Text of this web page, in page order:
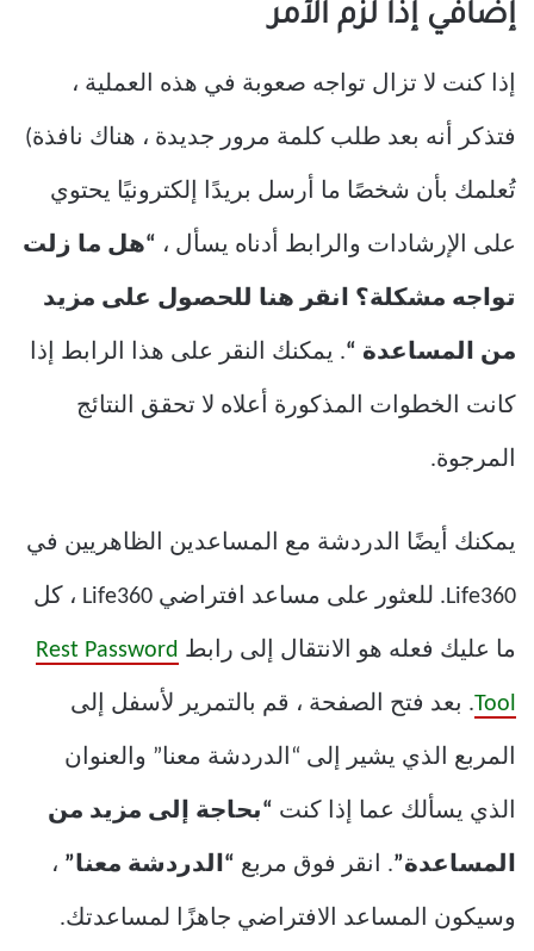
إضافي إذا لزم الأمر
إذا كنت لا تزال تواجه صعوبة في هذه العملية ،
فتذكر أنه بعد طلب كلمة مرور جديدة ، هناك نافذة)
تُعلمك بأن شخصًا ما أرسل بريدًا إلكترونيًا يحتوي
على الإرشادات والرابط أدناه يسأل ، “هل ما زلت
تواجه مشكلة؟ انقر هنا للحصول على مزيد
من المساعدة “. يمكنك النقر على هذا الرابط إذا
كانت الخطوات المذكورة أعلاه لا تحقق النتائج
المرجوة.
يمكنك أيضًا الدردشة مع المساعدين الظاهريين في
Life360. للعثور على مساعد افتراضي Life360 ، كل
ما عليك فعله هو الانتقال إلى رابط Rest Password
Tool. بعد فتح الصفحة ، قم بالتمرير لأسفل إلى
المربع الذي يشير إلى “الدردشة معنا” والعنوان
الذي يسألك عما إذا كنت “بحاجة إلى مزيد من
المساعدة”. انقر فوق مربع “الدردشة معنا” ،
وسيكون المساعد الافتراضي جاهزًا لمساعدتك.